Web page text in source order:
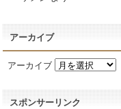
アーカイブ
アーカイブ
スポンサーリンク